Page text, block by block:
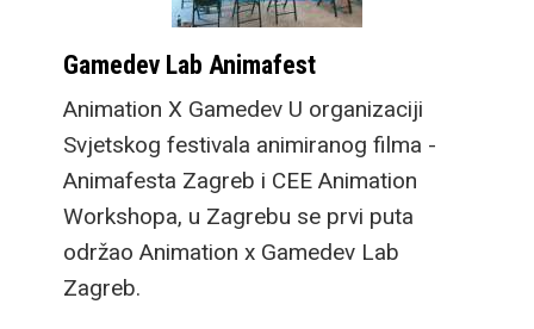
Gamedev Lab Animafest
Animation X Gamedev U organizaciji
Svjetskog festivala animiranog filma -
Animafesta Zagreb i CEE Animation
Workshopa, u Zagrebu se prvi puta
održao Animation x Gamedev Lab
Zagreb.